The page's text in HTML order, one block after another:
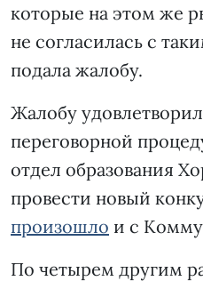
которые на этом же
не согласилась с
подала жалобу.
Жалобу
переговорной
отдел образования
провести новый
произошло и с
По четырем другим